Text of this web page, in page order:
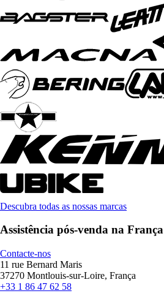
Descubra todas as nossas marcas
Assistência pós-venda na França
Contacte-nos
11 rue Bernard Maris
37270 Montlouis-sur-Loire, França
+33 1 86 47 62 58